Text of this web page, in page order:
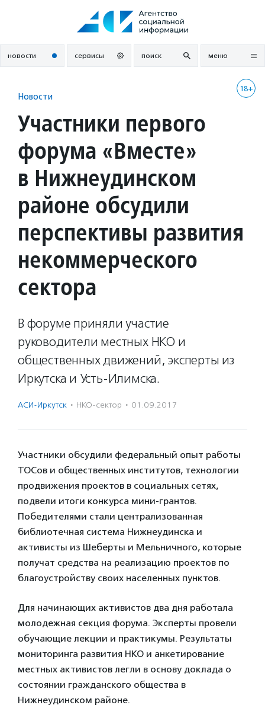
новости сервисы поиск меню
18+
Новости
Участники первого
форума «Вместе»
в Нижнеудинском
районе обсудили
перспективы развития
некоммерческого
сектора
В форуме приняли участие
руководители местных НКО и
общественных движений, эксперты из
Иркутска и Усть-Илимска.
АСИ-Иркутск · НКО-сектор · 01.09.2017
Участники обсудили федеральный опыт работы
ТОСов и общественных институтов, технологии
продвижения проектов в социальных сетях,
подвели итоги конкурса мини-грантов.
Победителями стали централизованная
библиотечная система Нижнеудинска и
активисты из Шеберты и Мельничного, которые
получат средства на реализацию проектов по
благоустройству своих населенных пунктов.
Для начинающих активистов два дня работала
молодежная секция форума. Эксперты провели
обучающие лекции и практикумы. Результаты
мониторинга развития НКО и анкетирование
местных активистов легли в основу доклада о
состоянии гражданского общества в
Нижнеудинском районе.